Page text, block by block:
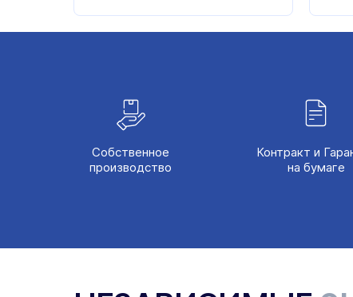
Собственное
производство
Контракт и
на бумаге